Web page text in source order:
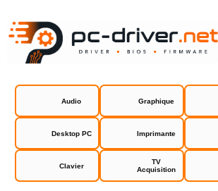
Audio Graphique
Desktop PC Imprimante
Clavier
TV
Acquisition
G.Skill